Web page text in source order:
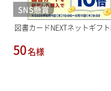
SNS懸賞
図書カードNEXTネットギフト
50名様